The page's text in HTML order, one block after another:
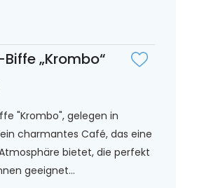
„Krombo“
"Krombo", gelegen in
charmantes Café, das eine
bietet, die perfekt
geeignet...